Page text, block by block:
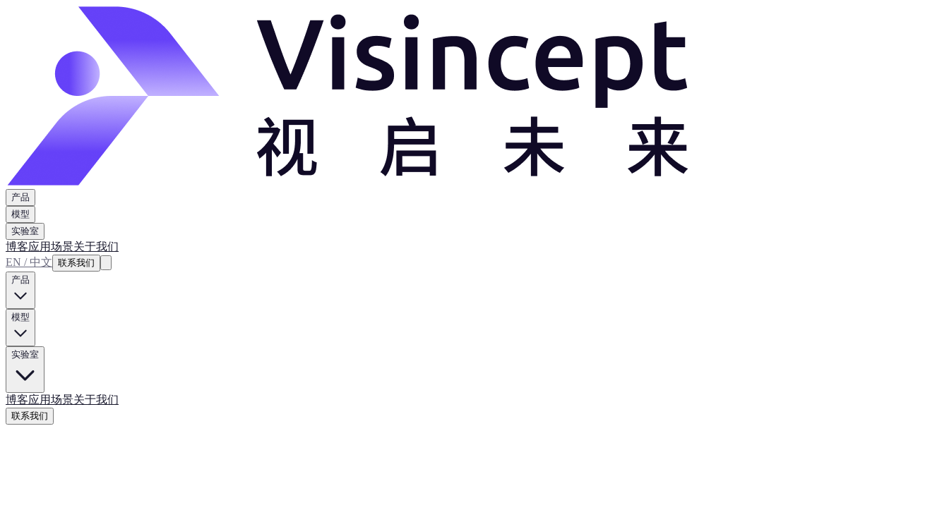
产品
模型
实验室
博客应用场景关于我们
EN / 中文 联系我们
产品
模型
实验室
博客应用场景关于我们
联系我们